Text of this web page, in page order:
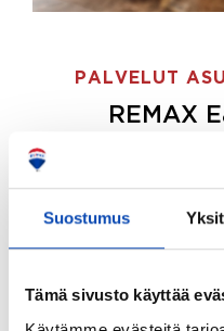
Suostumus
Tämä sivusto käyttää
PALVELUT
REMAX
ostajille.
Tee